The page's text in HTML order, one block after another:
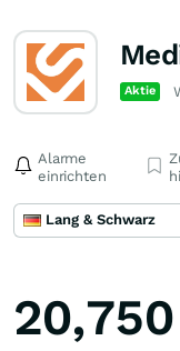
Aktie
Alarme
einrichten
Lang & Schwarz
20,750